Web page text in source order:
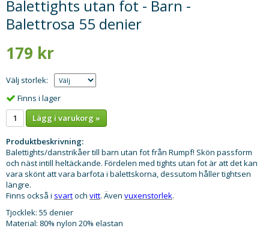
Balettights utan fot - Barn -
Balettrosa 55 denier
179 kr
Välj storlek:
Finns i lager
Lägg i varukorg »
Produktbeskrivning:
Balettights/danstrikåer till barn utan fot från Rumpf! Skön passform
och näst intill heltäckande. Fördelen med tights utan fot är att det kan
vara skönt att vara barfota i balettskorna, dessutom håller tightsen
längre.
Finns också i svartoch vitt. Även vuxenstorlek.
Tjocklek: 55 denier
Material: 80% nylon 20% elastan